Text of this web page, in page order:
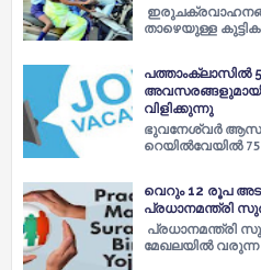
താഴെയുള്ള
പത്താംക്ലാസിൽ
അവസരങ്ങളുമായി
വിളിക്കുന്നു
ഭുവനേശ്വർ
റെയിൽവേയിൽ
വെറും 12 രൂപ
പ്രധാനമന്ത്രി
പ്രധാനമന്ത്രി
മേഖലയില്‍